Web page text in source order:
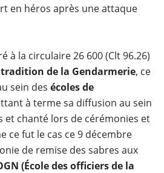
en héros après une attaque
à la circulaire 26 600 (Clt 96.26)
de la Gendarmerie, ce
sein des écoles de
à terme sa diffusion au sein
et chanté lors de cérémonies et
ce fut le cas ce 9 décembre
de remise des sabres aux
(École des officiers de la